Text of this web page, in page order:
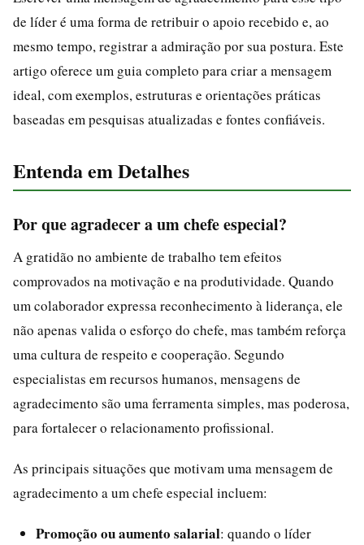
de líder é uma forma de retribuir o apoio recebido e, ao
mesmo tempo, registrar a admiração por sua postura. Este
artigo oferece um guia completo para criar a mensagem
ideal, com exemplos, estruturas e orientações práticas
baseadas em pesquisas atualizadas e fontes confiáveis.
Entenda em Detalhes
Por que agradecer a um chefe especial?
A gratidão no ambiente de trabalho tem efeitos
comprovados na motivação e na produtividade. Quando
um colaborador expressa reconhecimento à liderança, ele
não apenas valida o esforço do chefe, mas também reforça
uma cultura de respeito e cooperação. Segundo
especialistas em recursos humanos, mensagens de
agradecimento são uma ferramenta simples, mas poderosa,
para fortalecer o relacionamento profissional.
As principais situações que motivam uma mensagem de
agradecimento a um chefe especial incluem:
Promoção ou aumento salarial: quando o líder